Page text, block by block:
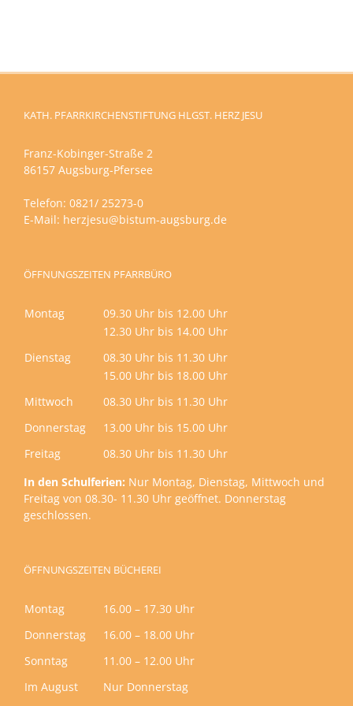
KATH. PFARRKIRCHENSTIFTUNG HLGST. HERZ JESU
Franz-Kobinger-Straße 2
86157 Augsburg-Pfersee
Telefon: 0821/ 25273-0
E-Mail: herzjesu@bistum-augsburg.de
ÖFFNUNGSZEITEN PFARRBÜRO
Montag
09.30 Uhr bis 12.00 Uhr
12.30 Uhr bis 14.00 Uhr
Dienstag
08.30 Uhr bis 11.30 Uhr
15.00 Uhr bis 18.00 Uhr
Mittwoch
08.30 Uhr bis 11.30 Uhr
Donnerstag
13.00 Uhr bis 15.00 Uhr
Freitag
08.30 Uhr bis 11.30 Uhr
In den Schulferien: Nur Montag, Dienstag, Mittwoch und
Freitag von 08.30- 11.30 Uhr geöffnet. Donnerstag
geschlossen.
ÖFFNUNGSZEITEN BÜCHEREI
Montag
16.00 – 17.30 Uhr
Donnerstag
16.00 – 18.00 Uhr
Sonntag
11.00 – 12.00 Uhr
Im August
Nur Donnerstag